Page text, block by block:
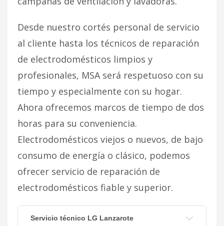
Desde nuestro cortés personal de servicio
al cliente hasta los técnicos de reparación
de electrodomésticos limpios y
profesionales, MSA será respetuoso con su
tiempo y especialmente con su hogar.
Ahora ofrecemos marcos de tiempo de dos
horas para su conveniencia.
Electrodomésticos viejos o nuevos, de bajo
consumo de energía o clásico, podemos
ofrecer servicio de reparación de
electrodomésticos fiable y superior.
Servicio técnico LG Lanzarote